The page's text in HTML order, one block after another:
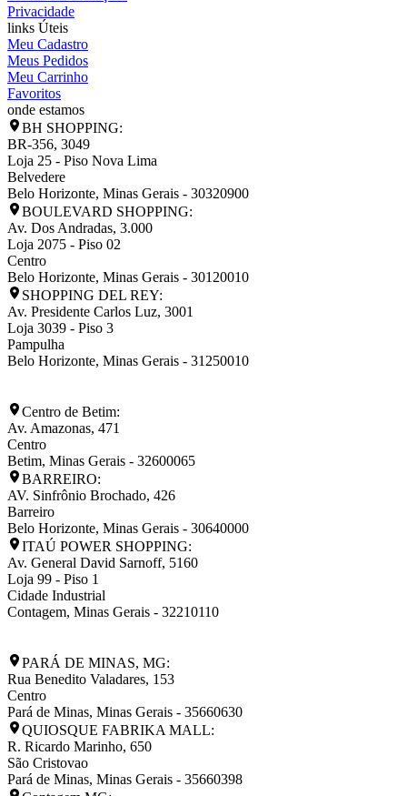
Privacidade
links Úteis
Meu Cadastro
Meus Pedidos
Meu Carrinho
Favoritos
onde estamos
BH SHOPPING:
BR-356, 3049
Loja 25 - Piso Nova Lima
Belvedere
Belo Horizonte, Minas Gerais - 30320900
BOULEVARD SHOPPING:
Av. Dos Andradas, 3.000
Loja 2075 - Piso 02
Centro
Belo Horizonte, Minas Gerais - 30120010
SHOPPING DEL REY:
Av. Presidente Carlos Luz, 3001
Loja 3039 - Piso 3
Pampulha
Belo Horizonte, Minas Gerais - 31250010
Centro de Betim:
Av. Amazonas, 471
Centro
Betim, Minas Gerais - 32600065
BARREIRO:
AV. Sinfrônio Brochado, 426
Barreiro
Belo Horizonte, Minas Gerais - 30640000
ITAÚ POWER SHOPPING:
Av. General David Sarnoff, 5160
Loja 99 - Piso 1
Cidade Industrial
Contagem, Minas Gerais - 32210110
PARÁ DE MINAS, MG:
Rua Benedito Valadares, 153
Centro
Pará de Minas, Minas Gerais - 35660630
QUIOSQUE FABRIKA MALL:
R. Ricardo Marinho, 650
São Cristovao
Pará de Minas, Minas Gerais - 35660398